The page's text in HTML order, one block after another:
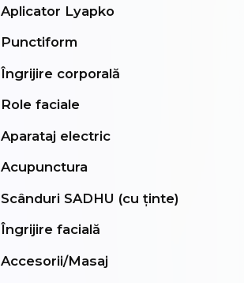
Aplicator Lyapko
Punctiform
Îngrijire corporală
Role faciale
Aparataj electric
Acupunctura
Scânduri SADHU (cu ținte)
Îngrijire facială
Accesorii/Masaj